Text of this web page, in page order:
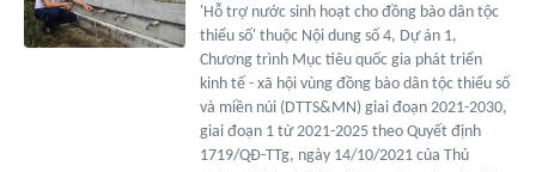
'Hỗ trợ nước sinh hoạt cho đồng bào dân tộc
thiểu số' thuộc Nội dung số 4, Dự án 1,
Chương trình Mục tiêu quốc gia phát triển
kinh tế - xã hội vùng đồng bào dân tộc thiểu số
và miền núi (DTTS&MN) giai đoạn 2021-2030,
giai đoạn 1 từ 2021-2025 theo Quyết định
1719/QĐ-TTg, ngày 14/10/2021 của Thủ